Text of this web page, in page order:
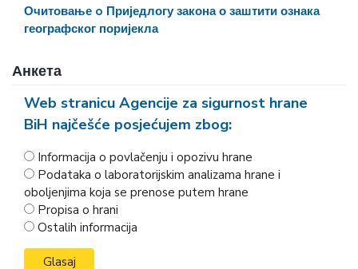
Очитовање o Приједлогу закона о заштити ознака
географског поријекла
Анкета
Web stranicu Agencije za sigurnost hrane
BiH najčešće posjećujem zbog:
Informacija o povlačenju i opozivu hrane
Podataka o laboratorijskim analizama hrane i
oboljenjima koja se prenose putem hrane
Propisa o hrani
Ostalih informacija